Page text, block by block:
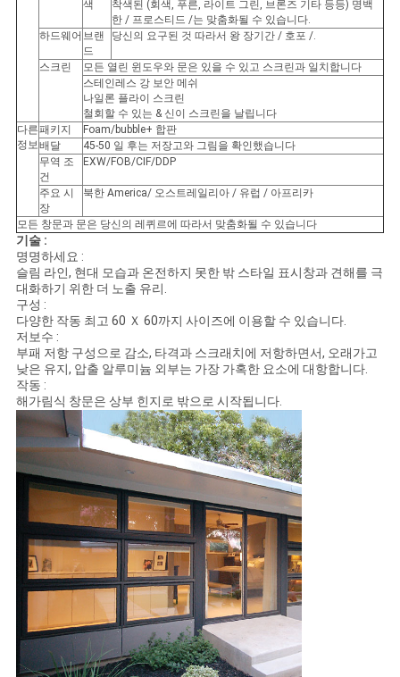
PRIVACY
POLICY
색
착색된 (회색, 푸른, 라이트 그린, 브론즈 기타 등등) 명백
한 / 프로스티드 /는 맞춤화될 수 있습니다.
하드웨어 브랜
드
당신의 요구된 것 따라서 왕 장기간 / 호포 /.
스크린
모든 열린 윈도우와 문은 있을 수 있고 스크린과 일치합니다
스테인레스 강 보안 메쉬
나일론 플라이 스크린
철회할 수 있는 & 신이 스크린을 날립니다
다른
정보
패키지
Foam/bubble+ 합판
배달
45-50 일 후는 저장고와 그림을 확인했습니다
무역 조
건
EXW/FOB/CIF/DDP
주요 시
장
북한 America/ 오스트레일리아 / 유럽 / 아프리카
모든 창문과 문은 당신의 레퀴르에 따라서 맞춤화될 수 있습니다
기술 :
명명하세요 :
슬림 라인, 현대 모습과 온전하지 못한 밖 스타일 표시창과 견해를 극
대화하기 위한 더 노출 유리.
구성 :
다양한 작동 최고 60 Ｘ 60까지 사이즈에 이용할 수 있습니다.
저보수 :
부패 저항 구성으로 감소, 타격과 스크래치에 저항하면서, 오래가고
낮은 유지, 압출 알루미늄 외부는 가장 가혹한 요소에 대항합니다.
작동 :
해가림식 창문은 상부 힌지로 밖으로 시작됩니다.